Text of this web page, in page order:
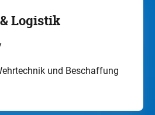
Logistik
und Beschaffung